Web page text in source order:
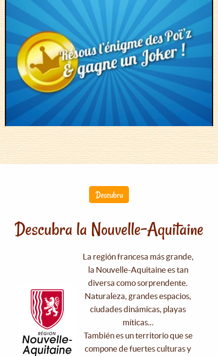
Descubra
Descubra la Nouvelle-Aquitaine
La región francesa más grande,
la Nouvelle-Aquitaine es tan
diversa como sorprendente.
Naturaleza, grandes espacios,
ciudades dinámicas, playas
míticas...
También es un territorio que se
compone de fuertes culturas y